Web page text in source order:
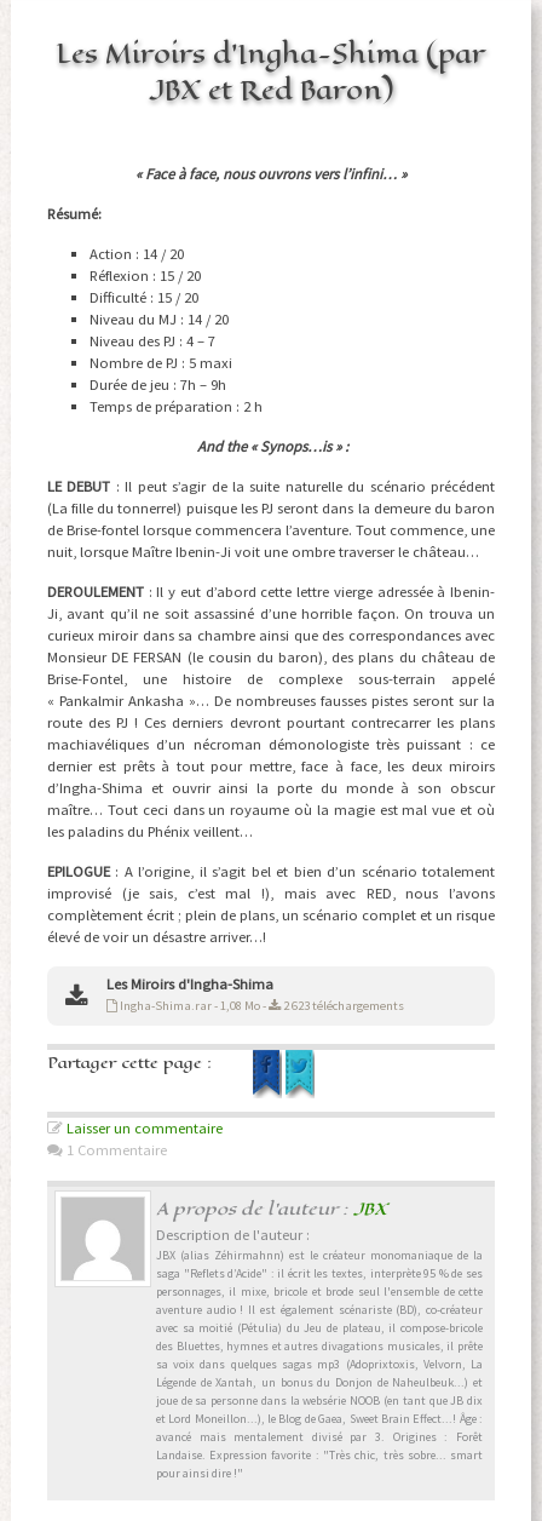
Les Miroirs d’Ingha-Shima (par
JBX et Red Baron)
« Face à face, nous ouvrons vers l’infini… »
Résumé:
Action : 14 / 20
Réflexion : 15 / 20
Difficulté : 15 / 20
Niveau du MJ : 14 / 20
Niveau des PJ : 4 – 7
Nombre de PJ : 5 maxi
Durée de jeu : 7h – 9h
Temps de préparation : 2 h
And the « Synops…is » :
LE DEBUT : Il peut s’agir de la suite naturelle du scénario précédent
(La fille du tonnerre!) puisque les PJ seront dans la demeure du baron
de Brise-fontel lorsque commencera l’aventure. Tout commence, une
nuit, lorsque Maître Ibenin-Ji voit une ombre traverser le château…
DEROULEMENT: Il y eut d’abord cette lettre vierge adressée à Ibenin-
Ji, avant qu’il ne soit assassiné d’une horrible façon. On trouva un
curieux miroir dans sa chambre ainsi que des correspondances avec
Monsieur DE FERSAN (le cousin du baron), des plans du château de
Brise-Fontel, une histoire de complexe sous-terrain appelé
« Pankalmir Ankasha »… De nombreuses fausses pistes seront sur la
route des PJ ! Ces derniers devront pourtant contrecarrer les plans
machiavéliques d’un nécroman démonologiste très puissant : ce
dernier est prêts à tout pour mettre, face à face, les deux miroirs
d’Ingha-Shima et ouvrir ainsi la porte du monde à son obscur
maître… Tout ceci dans un royaume où la magie est mal vue et où
les paladins du Phénix veillent…
EPILOGUE: A l’origine, il s’agit bel et bien d’un scénario totalement
improvisé (je sais, c’est mal !), mais avec RED, nous l’avons
complètement écrit ; plein de plans, un scénario complet et un risque
élevé de voir un désastre arriver…!
Les Miroirs d'Ingha-Shima
Ingha-Shima.rar - 1,08 Mo - 2 623 téléchargements
Partager cette page :
Laisser un commentaire
1 Commentaire
A propos de l'auteur :JBX
Description de l'auteur :
JBX (alias Zéhirmahnn) est le créateur monomaniaque de la
saga "Reflets d’Acide" : il écrit les textes, interprète 95 % de ses
personnages, il mixe, bricole et brode seul l'ensemble de cette
aventure audio ! Il est également scénariste (BD), co-créateur
avec sa moitié (Pétulia) du Jeu de plateau, il compose-bricole
des Bluettes, hymnes et autres divagations musicales, il prête
sa voix dans quelques sagas mp3 (Adoprixtoxis, Velvorn, La
Légende de Xantah, un bonus du Donjon de Naheulbeuk...) et
joue de sa personne dans la websérie NOOB (en tant que JB dix
et Lord Moneillon...), le Blog de Gaea, Sweet Brain Effect...! Âge :
avancé mais mentalement divisé par 3. Origines : Forêt
Landaise. Expression favorite : "Très chic, très sobre... smart
pour ainsi dire !"